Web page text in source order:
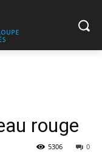
rouge
0
5306